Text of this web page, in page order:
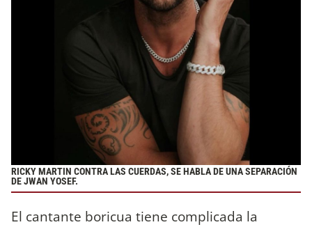
RICKY MARTIN CONTRA LAS CUERDAS, SE HABLA DE UNA SEPARACIÓN
DE JWAN YOSEF.
El cantante boricua tiene complicada la